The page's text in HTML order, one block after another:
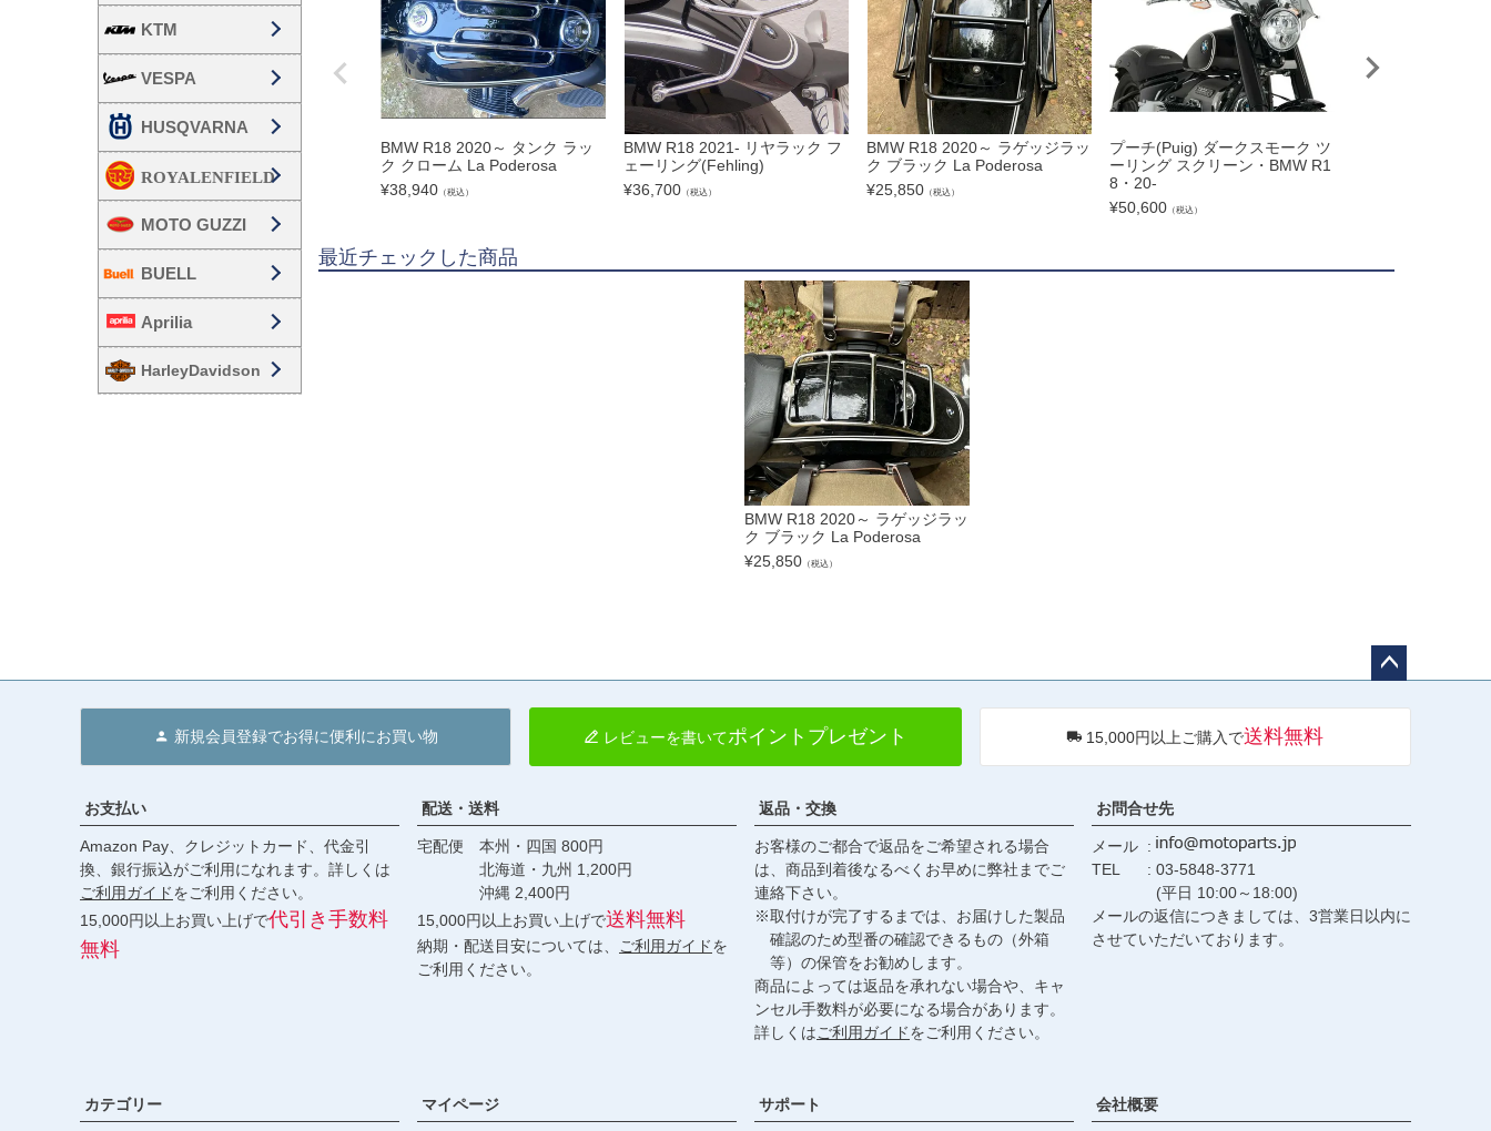
KTM
VESPA
HUSQVARNA
MOTO GUZZI
BUELL
Aprilia
HarleyDavidson
BMW R18 2020～ タンク ラッ
ク クローム La Poderosa
¥38,940 （税込）
BMW R18 2021- リヤラック フ
ェーリング(Fehling)
¥36,700 （税込）
BMW R18 2020～ ラゲッジラッ
ク ブラック La Poderosa
¥25,850 （税込）
プーチ(Puig) ダークスモーク ツ
ーリング スクリーン・BMW R1
8・20-
¥50,600 （税込）
最近チェックした商品
BMW R18 2020～ ラゲッジラッ
ク ブラック La Poderosa
¥25,850（税込）
へ
新規会員登録でお得に便利にお買い物 レビューを書いてポイントプレゼント 15,000円以上ご購入で送料無料
お支払い
Amazon Pay、クレジットカード、代金引
換、銀行振込がご利用になれます。詳しくは
ご利用ガイドをご利用ください。
15,000円以上お買い上げで代引き手数料
無料
配送・送料
宅配便 本州・四国 800円
北海道・九州 1,200円
沖縄 2,400円
15,000円以上お買い上げで送料無料
納期・配送目安については、 ご利用ガイドを
ご利用ください。
返品・交換
お客様のご都合で返品をご希望される場合
は、商品到着後なるべくお早めに弊社までご
連絡下さい。
※取付けが完了するまでは、お届けした製品
確認のため型番の確認できるもの（外箱
等）の保管をお勧めします。
商品によっては返品を承れない場合や、キャ
ンセル手数料が必要になる場合があります。
詳しくはご利用ガイドをご利用ください。
お問合せ先
メール
TEL
03-5848-3771
(平日 10:00～18:00)
メールの返信につきましては、3営業日以内に
させていただいております。
カテゴリー マイページ サポート 会社概要